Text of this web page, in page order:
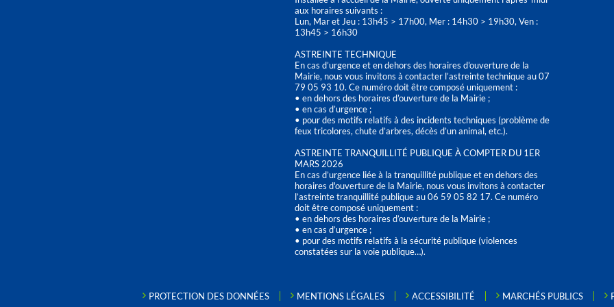
aux horaires suivants :
Lun, Mar et Jeu : 13h45 > 17h00, Mer : 14h30 > 19h30, Ven :
13h45 > 16h30
ASTREINTE TECHNIQUE
En cas d’urgence et en dehors des horaires d'ouverture de la
Mairie, nous vous invitons à contacter l’astreinte technique au 07
79 05 93 10. Ce numéro doit être composé uniquement :
• en dehors des horaires d’ouverture de la Mairie ;
• en cas d’urgence ;
• pour des motifs relatifs à des incidents techniques (problème de
feux tricolores, chute d’arbres, décès d’un animal, etc.).
ASTREINTE TRANQUILLITÉ PUBLIQUE À COMPTER DU 1ER
MARS 2026
En cas d’urgence liée à la tranquillité publique et en dehors des
horaires d'ouverture de la Mairie, nous vous invitons à contacter
l’astreinte tranquillité publique au 06 59 05 82 17. Ce numéro
doit être composé uniquement :
• en dehors des horaires d’ouverture de la Mairie ;
• en cas d’urgence ;
• pour des motifs relatifs à la sécurité publique (violences
constatées sur la voie publique…).
PROTECTION DES DONNÉES MENTIONS LÉGALES ACCESSIBILITÉ MARCHÉS PUBLICS